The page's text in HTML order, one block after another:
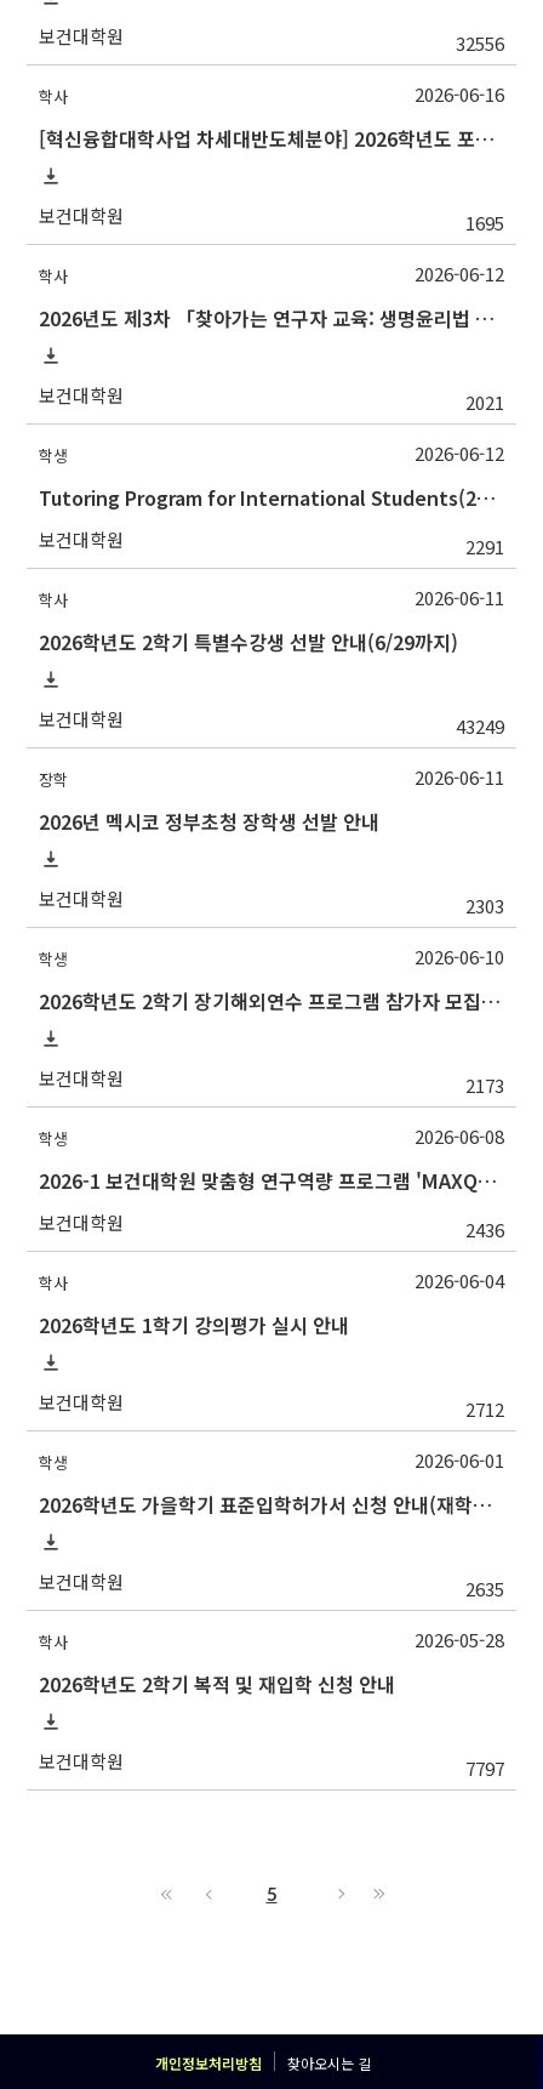
보건대학원 32556
학사
[혁신융합대학사업 차세대반도체분야] 2026학년도 포항공과대학교 2학기 교류 수학 안내
보건대학원 1695
2026-06-16
학사
2026년도 제3차 「찾아가는 연구자 교육: 생명윤리법 및 IRB 심의의뢰서 작성법」 교육 안내
보건대학원 2021
2026-06-12
학생
Tutoring Program for International Students(2026학년도 여름방학 외국인 글쓰기지도 프로그램)
보건대학원 2291
2026-06-12
학사
2026학년도 2학기 특별수강생 선발 안내(6/29까지)
보건대학원 43249
2026-06-11
장학
2026년 멕시코 정부초청 장학생 선발 안내
보건대학원 2303
2026-06-11
학생
2026학년도 2학기 장기해외연수 프로그램 참가자 모집 안내
보건대학원 2173
2026-06-10
학생
2026-1 보건대학원 맞춤형 연구역량 프로그램 'MAXQDA 활용방법' 강의 안내(선착순 마감)
보건대학원 2436
2026-06-08
학사
2026학년도 1학기 강의평가 실시 안내
보건대학원 2712
2026-06-04
학생
2026학년도 가을학기 표준입학허가서 신청 안내(재학생/복학생/연구생)
보건대학원 2635
2026-06-01
학사
2026학년도 2학기 복적 및 재입학 신청 안내
보건대학원 7797
2026-05-28
5
개인정보처리방침 찾아오시는 길